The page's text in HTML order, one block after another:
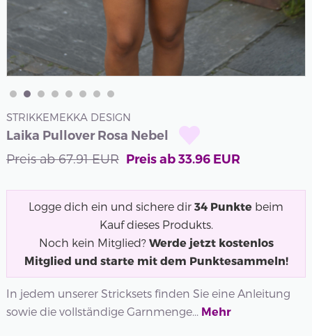
STRIKKEMEKKA DESIGN
Laika Pullover Rosa Nebel
Preis ab 67.91EUR Preis ab33.96EUR
Logge dich ein und sichere dir 34 Punkte beim
Kauf dieses Produkts.
Noch kein Mitglied? Werde jetzt kostenlos
Mitglied und starte mit dem Punktesammeln!
In jedem unserer Stricksets finden Sie eine Anleitung
sowie die vollständige Garnmenge... Mehr